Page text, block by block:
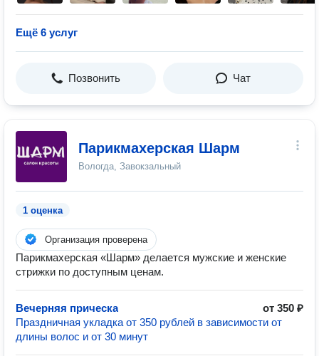
Ещё 6 услуг
Позвонить Чат
Парикмахерская Шарм
Вологда, Завокзальный
1 оценка
Организация проверена
Парикмахерская «Шарм» делается мужские и женские
стрижки по доступным ценам.
Вечерняя прическа
от 350 ₽
Праздничная укладка от 350 рублей в зависимости от
длины волос и от 30 минут